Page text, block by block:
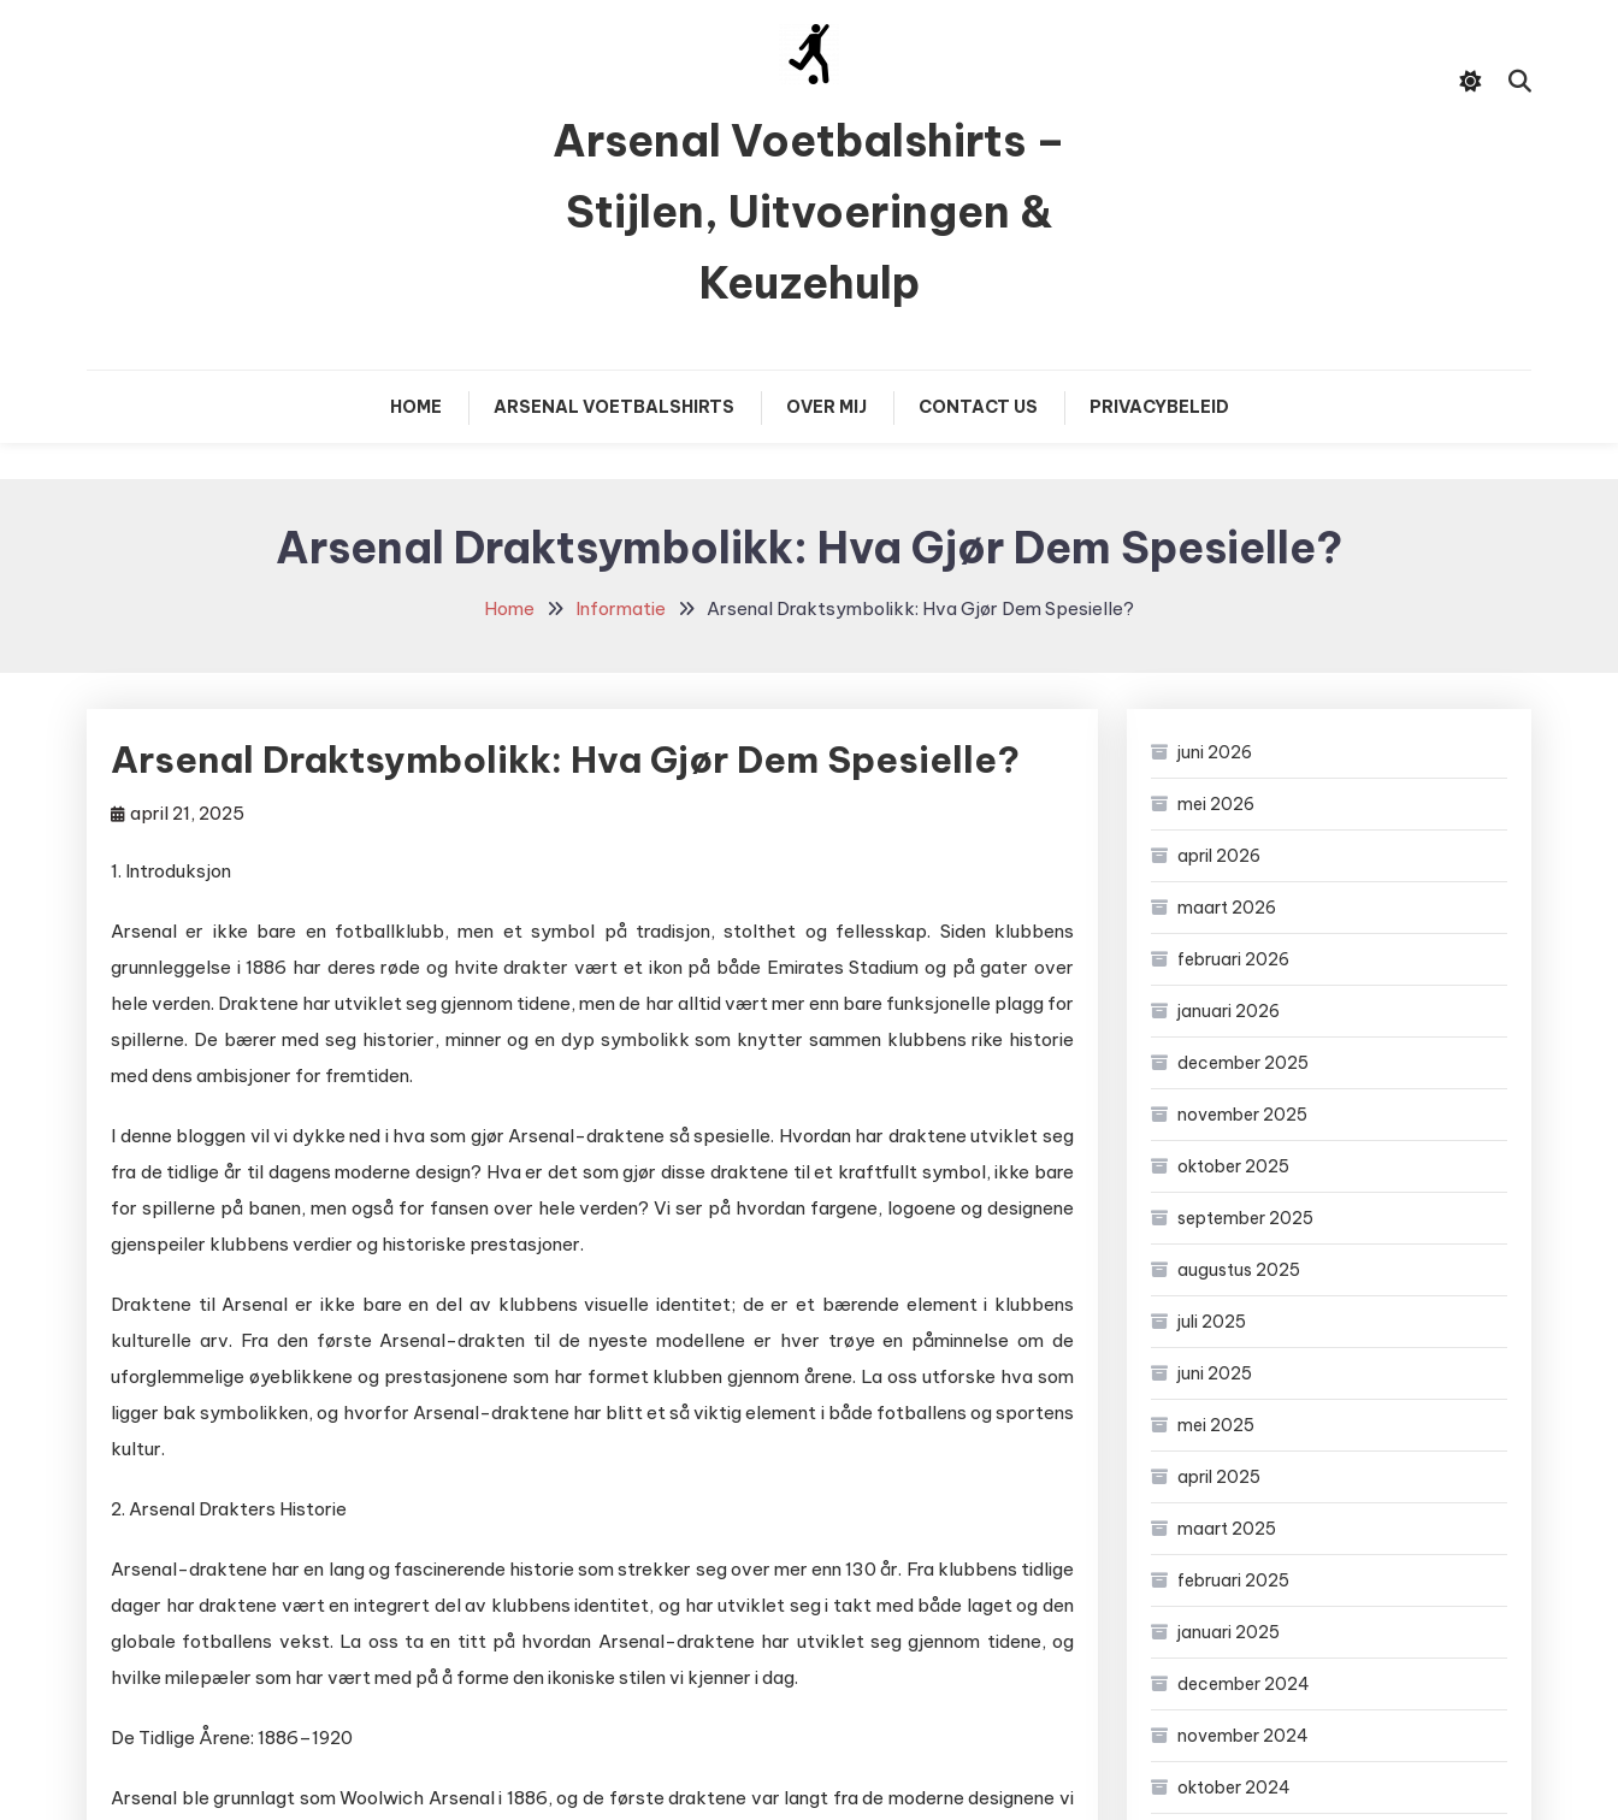
Arsenal Voetbalshirts –
Stijlen, Uitvoeringen &
Keuzehulp
HOME ARSENAL VOETBALSHIRTS OVER MIJ CONTACT US PRIVACYBELEID
Arsenal Draktsymbolikk: Hva Gjør Dem Spesielle?
Home Informatie Arsenal Draktsymbolikk: Hva Gjør Dem Spesielle?
Arsenal Draktsymbolikk: Hva Gjør Dem Spesielle?
april 21, 2025
1. Introduksjon
Arsenal er ikke bare en fotballklubb, men et symbol på tradisjon, stolthet og fellesskap. Siden klubbens
grunnleggelse i 1886 har deres røde og hvite drakter vært et ikon på både Emirates Stadium og på gater over
hele verden. Draktene har utviklet seg gjennom tidene, men de har alltid vært mer enn bare funksjonelle plagg for
spillerne. De bærer med seg historier, minner og en dyp symbolikk som knytter sammen klubbens rike historie
med dens ambisjoner for fremtiden.
I denne bloggen vil vi dykke ned i hva som gjør Arsenal-draktene så spesielle. Hvordan har draktene utviklet seg
fra de tidlige år til dagens moderne design? Hva er det som gjør disse draktene til et kraftfullt symbol, ikke bare
for spillerne på banen, men også for fansen over hele verden? Vi ser på hvordan fargene, logoene og designene
gjenspeiler klubbens verdier og historiske prestasjoner.
Draktene til Arsenal er ikke bare en del av klubbens visuelle identitet; de er et bærende element i klubbens
kulturelle arv. Fra den første Arsenal-drakten til de nyeste modellene er hver trøye en påminnelse om de
uforglemmelige øyeblikkene og prestasjonene som har formet klubben gjennom årene. La oss utforske hva som
ligger bak symbolikken, og hvorfor Arsenal-draktene har blitt et så viktig element i både fotballens og sportens
kultur.
2. Arsenal Drakters Historie
Arsenal-draktene har en lang og fascinerende historie som strekker seg over mer enn 130 år. Fra klubbens tidlige
dager har draktene vært en integrert del av klubbens identitet, og har utviklet seg i takt med både laget og den
globale fotballens vekst. La oss ta en titt på hvordan Arsenal-draktene har utviklet seg gjennom tidene, og
hvilke milepæler som har vært med på å forme den ikoniske stilen vi kjenner i dag.
De Tidlige Årene: 1886–1920
Arsenal ble grunnlagt som Woolwich Arsenal i 1886, og de første draktene var langt fra de moderne designene vi
juni 2026
mei 2026
april 2026
maart 2026
februari 2026
januari 2026
december 2025
november 2025
oktober 2025
september 2025
augustus 2025
juli 2025
juni 2025
mei 2025
april 2025
maart 2025
februari 2025
januari 2025
december 2024
november 2024
oktober 2024